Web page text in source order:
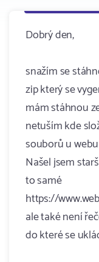
Dobrý den,
snažím se
zip který se
mám stáhnou
netuším kde
souborů u
Našel jsem
to samé
https://
ale také není
do které se